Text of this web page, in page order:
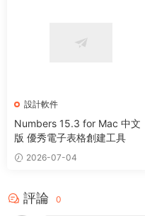
設計軟件
Numbers 15.3 for Mac 中文
版 優秀電子表格創建工具
2026-07-04
評論 0